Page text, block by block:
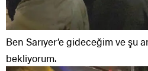
Ben Sarıyer’e gideceğim ve şu
bekliyorum.